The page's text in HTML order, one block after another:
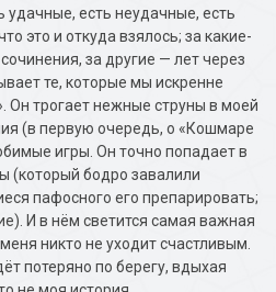
удачные, есть неудачные, есть
это и откуда взялось; за какие-
за другие — лет через
те, которые мы искренне
Он трогает нежные струны в моей
(в первую очередь, о «Кошмаре
игры. Он точно попадает в
(который бодро завалили
пафосного его препарировать;
И в нём светится самая важная
никто не уходит счастливым.
потеряно по берегу, вдыхая